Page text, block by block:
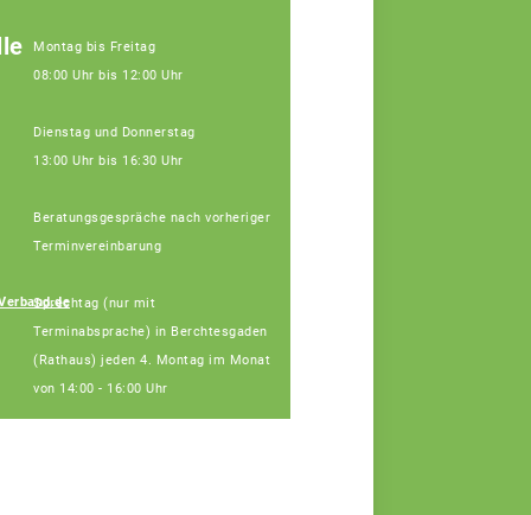
Montag bis Freitag
08:00 Uhr bis 12:00 Uhr
Dienstag und Donnerstag
13:00 Uhr bis 16:30 Uhr
Beratungsgespräche nach vorheriger
Terminvereinbarung
Sprechtag (nur mit
Terminabsprache) in Berchtesgaden
(Rathaus) jeden 4. Montag im Monat
von 14:00 - 16:00 Uhr